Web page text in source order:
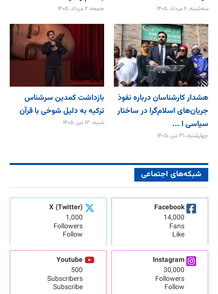
سه‌شنبه، ۶ مرداد، ۱۴۰۵ جمعه، ۲ مرداد، ۱۴۰۵
هشدار کارشناسان درباره نفوذ
جریان‌های اسلام‌گرا در ساختار
سیاسی ا ...
چهارشنبه، ۳۱ تیر، ۱۴۰۵
بازداشت کمدین سرشناس
ترکیه به دلیل شوخی با قرآن
شنبه، ۱۳ تیر، ۱۴۰۵
شبکه‌های اجتماعی
Facebook
14,000
Fans
Like
X (Twitter)
1,000
Followers
Follow
Instagram
30,000
Followers
Follow
Youtube
500
Subscribers
Subscribe